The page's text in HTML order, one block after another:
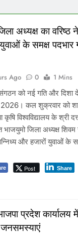
अध्यक्ष का वरिष्ठ
के समक्ष पदभार
Ago 0
1 Mins
को नई गति और दिशा
2026। कल शुक्रवार को
कृषि विश्वविद्यालय के श्री
जिला अध्यक्ष शिवम
और हजारों युवाओं के
Post Share
प्रदेश कार्यालय में
जनसमस्याएं